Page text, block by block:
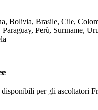
Bolivia, Brasile, Cile,
Paraguay, Perù, Suriname,
per gli ascoltatori